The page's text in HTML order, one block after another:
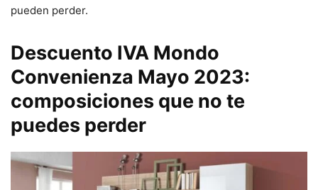
pueden perder.
Descuento IVA Mondo
Convenienza Mayo 2023:
composiciones que no te
puedes perder